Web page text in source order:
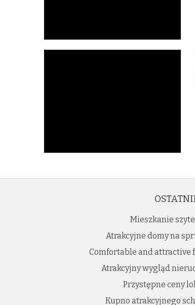
Mieszkanie
Atrakcyjne domy na
Comfortable and
Atrakcyjny wygląd
Przystępne ceny
Kupno atrakcyjnego